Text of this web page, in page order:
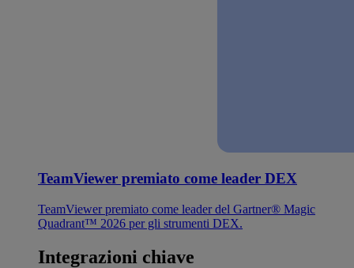
TeamViewer premiato come leader DEX
TeamViewer premiato come leader del Gartner® Magic
Quadrant™ 2026 per gli strumenti DEX.
Integrazioni chiave